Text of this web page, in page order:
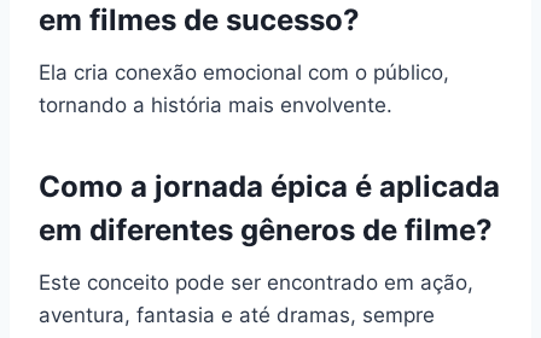
em filmes de sucesso?
Ela cria conexão emocional com o público,
tornando a história mais envolvente.
Como a jornada épica é aplicada
em diferentes gêneros de filme?
Este conceito pode ser encontrado em ação,
aventura, fantasia e até dramas, sempre